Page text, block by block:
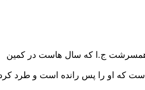
همسرشت ج.ا که سال هاست در کمین
که او را پس رانده است و طرد